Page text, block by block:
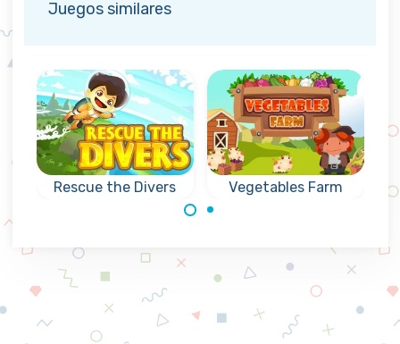
Juegos similares
Rescue the Divers
los buzos lo más
rápido posible?
Vegetables Farm
Eliminar todas las
verduras haciendo
colapsar grupos
de 3 fichas o más
iguales.